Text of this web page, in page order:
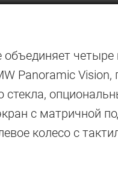
объединяет
Panoramic
стекла,
с матричной
колесо с